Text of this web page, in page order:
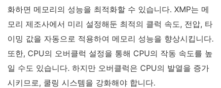
화하면 메모리의 성능을 최적화할 수 있습니다. XMP는 메
모리 제조사에서 미리 설정해둔 최적의 클럭 속도, 전압, 타
이밍 값을 자동으로 적용하여 메모리 성능을 향상시킵니다.
또한, CPU의 오버클럭 설정을 통해 CPU의 작동 속도를 높
일 수도 있습니다. 하지만 오버클럭은 CPU의 발열을 증가
시키므로, 쿨링 시스템을 강화해야 합니다.